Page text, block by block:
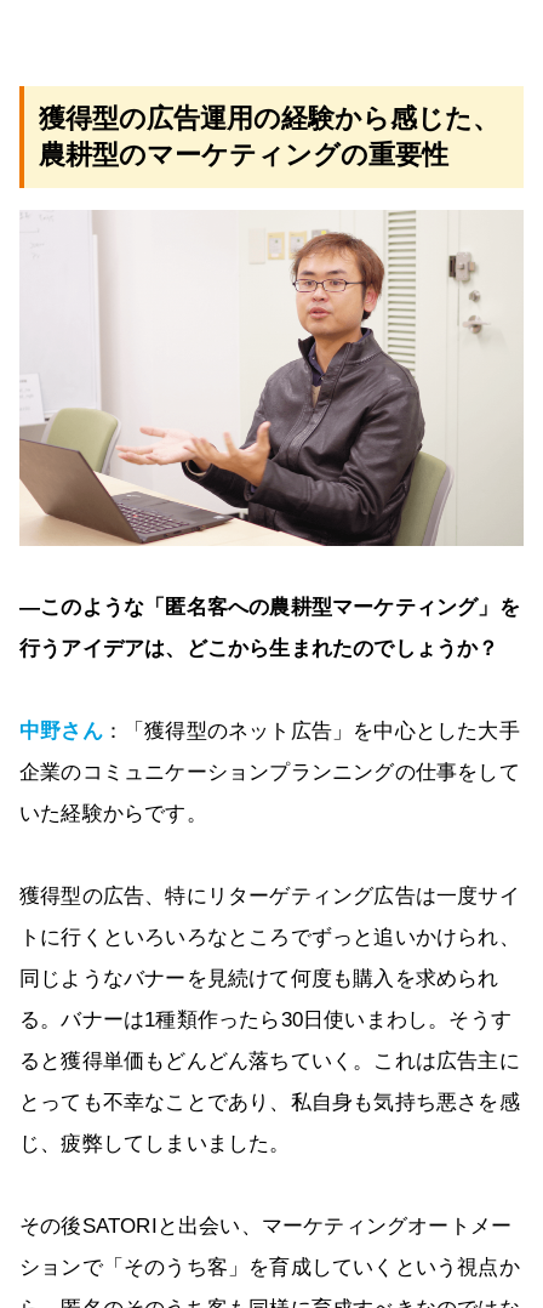
獲得型の広告運用の経験から感じた、
農耕型のマーケティングの重要性
―このような「匿名客への農耕型マーケティング」を
行うアイデアは、どこから生まれたのでしょうか？
中野さん：「獲得型のネット広告」を中心とした大手
企業のコミュニケーションプランニングの仕事をして
いた経験からです。
獲得型の広告、特にリターゲティング広告は一度サイ
トに行くといろいろなところでずっと追いかけられ、
同じようなバナーを見続けて何度も購入を求められ
る。バナーは1種類作ったら30日使いまわし。そうす
ると獲得単価もどんどん落ちていく。これは広告主に
とっても不幸なことであり、私自身も気持ち悪さを感
じ、疲弊してしまいました。
その後SATORIと出会い、マーケティングオートメー
ションで「そのうち客」を育成していくという視点か